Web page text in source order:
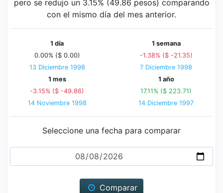
pero se redujo un 3.15% (49.86 pesos) comparando
con el mismo día del mes anterior.
1 día
0.00% ($ 0.00)
13 Diciembre 1998
1 semana
-1.38% ($ -21.35)
7 Diciembre 1998
1 mes
-3.15% ($ -49.86)
14 Noviembre 1998
1 año
17.11% ($ 223.71)
14 Diciembre 1997
Seleccione una fecha para comparar
Fecha
Comparar